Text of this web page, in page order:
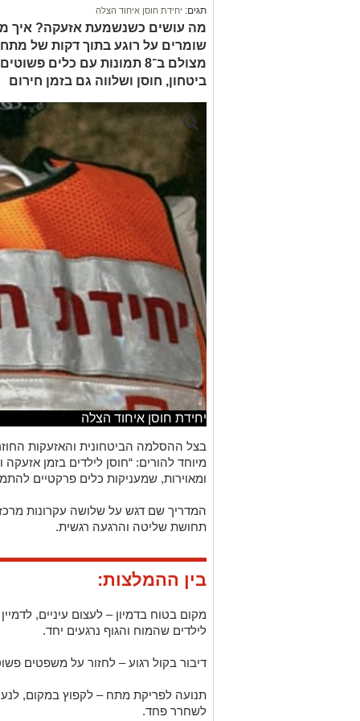
תגים: יחידת חוסן איחוד הצלה
מה עושים כשנשמעת אזעקה? איך
שומרים על רוגע בתוך דקות של
מצולם ב־8 תמונות עם כלים
ביטחון, חוסן ושלווה גם בזמן חירום
יחידת חוסן איחוד הצלה
בצל ההסלמה הביטחונית והאזעקות
מיוחד להורים: “חוסן לילדים בזמן
ומאוירות, שמעניקות כלים פרקטיים
המדריך שם דגש על שלושה עקרונות
תחושת שליטה והרגעה רגשית.
בין ההמלצות:
מקום בטוח בדמיון – לעצום עיניים,
לילדים שהמוח והגוף נרגעים יחד.
דיבור בקול רגוע – לחזור על משפטים
תנועה לפריקת מתח – לקפוץ במקום, לנער
לשחרר פחד.